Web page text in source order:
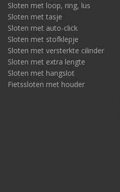
Sloten met loop, ring, lus
Sloten met tasje
Sloten met auto-click
Sloten met stofklepje
Sloten met versterkte cilinder
Sloten met extra lengte
Sloten met hangslot
Fietssloten met houder